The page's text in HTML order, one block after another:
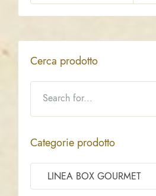
Cerca prodotto
Categorie prodotto
LINEA BOX GOURMET